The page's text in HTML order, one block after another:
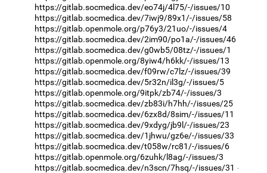
https://gitlab.socmedica.dev/eo74j/4l75/-/issues/10
https://gitlab.socmedica.dev/7iwj9/89x1/-/issues/58
https://gitlab.openmole.org/p76y3/21uo/-/issues/4
https://gitlab.socmedica.dev/2im90/po1a/-/issues/46
https://gitlab.socmedica.dev/g0wb5/08tz/-/issues/1
https://gitlab.openmole.org/8yiw4/h6kk/-/issues/13
https://gitlab.socmedica.dev/f09rw/c7lz/-/issues/39
https://gitlab.socmedica.dev/5r32n/il3g/-/issues/5
https://gitlab.openmole.org/9itpk/zb74/-/issues/3
https://gitlab.socmedica.dev/zb83i/h7hh/-/issues/25
https://gitlab.socmedica.dev/6zx8d/8sim/-/issues/11
https://gitlab.socmedica.dev/9xdyg/jb9l/-/issues/23
https://gitlab.socmedica.dev/1jhwu/gz6e/-/issues/33
https://gitlab.socmedica.dev/t058w/rc81/-/issues/6
https://gitlab.openmole.org/6zuhk/l8ag/-/issues/3
https://gitlab.socmedica.dev/n3scn/7hsq/-/issues/31